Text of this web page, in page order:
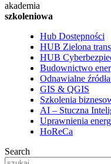
akademia
szkoleniowa
Hub Dostępności
HUB Zielona
HUB
Budownictwo
Odnawialne
GIS & QGIS
Szkolenia
AI – Stuczna
Uprawnienia
HoReCa
Search